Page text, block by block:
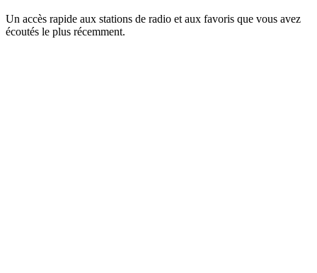
Un accès rapide aux stations de radio et aux favoris que vous avez
écoutés le plus récemment.